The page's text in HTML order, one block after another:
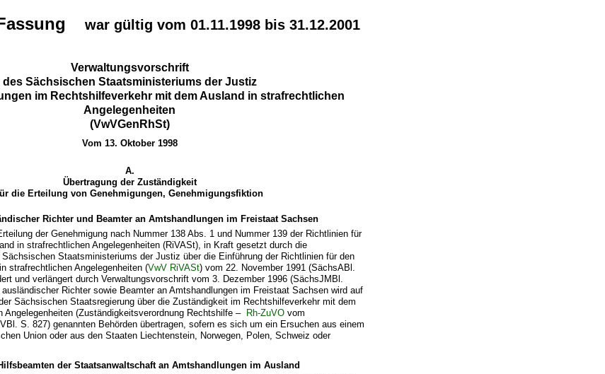
war gültig vom 01.11.1998 bis 31.12.2001
Verwaltungsvorschrift
des Sächsischen Staatsministeriums der Justiz
im Rechtshilfeverkehr mit dem Ausland in strafrechtlichen
Angelegenheiten
(VwVGenRhSt)
Vom 13. Oktober 1998
A.
Übertragung der Zuständigkeit
die Erteilung von Genehmigungen, Genehmigungsfiktion
Richter und Beamter an Amtshandlungen im Freistaat Sachsen
der Genehmigung nach Nummer 138 Abs. 1 und Nummer 139 der Richtlinien für
in strafrechtlichen Angelegenheiten (RiVASt), in Kraft gesetzt durch die
Staatsministeriums der Justiz über die Einführung der Richtlinien für den
strafrechtlichen Angelegenheiten (VwV RiVASt) vom 22. November 1991 (SächsABl.
und verlängert durch Verwaltungsvorschrift vom 3. Dezember 1996 (SächsJMBl.
Richter sowie Beamter an Amtshandlungen im Freistaat Sachsen wird auf
Sächsischen Staatsregierung über die Zuständigkeit im Rechtshilfeverkehr mit dem
Angelegenheiten (Zuständigkeitsverordnung Rechtshilfe – Rh-ZuVO vom
S. 827) genannten Behörden übertragen, sofern es sich um ein Ersuchen aus einem
Union oder aus den Staaten Liechtenstein, Norwegen, Polen, Schweiz oder
der Staatsanwaltschaft an Amtshandlungen im Ausland